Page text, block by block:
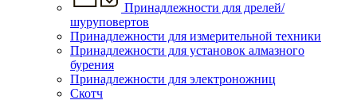
Принадлежности для дрелей/
шуруповертов
Принадлежности для измерительной техники
Принадлежности для установок алмазного
бурения
Принадлежности для электроножниц
Скотч